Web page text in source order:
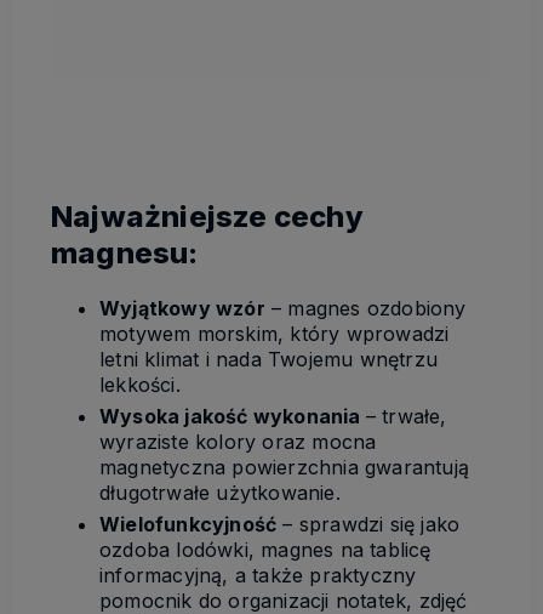
Najważniejsze cechy
magnesu:
Wyjątkowy wzór – magnes ozdobiony
motywem morskim, który wprowadzi
letni klimat i nada Twojemu wnętrzu
lekkości.
Wysoka jakość wykonania – trwałe,
wyraziste kolory oraz mocna
magnetyczna powierzchnia gwarantują
długotrwałe użytkowanie.
Wielofunkcyjność – sprawdzi się jako
ozdoba lodówki, magnes na tablicę
informacyjną, a także praktyczny
pomocnik do organizacji notatek, zdjęć